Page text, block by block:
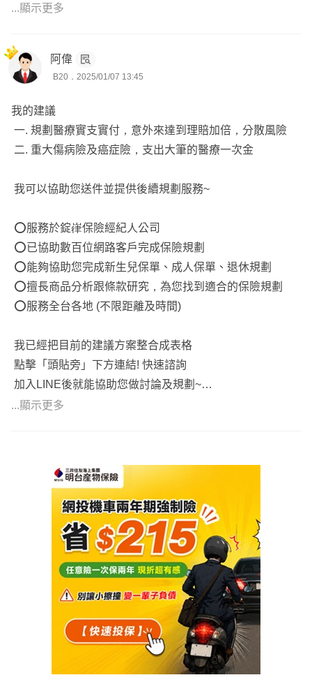
1. 實支實付：
的賠付，即根據收據金額在限額內進行理賠。
鑑於醫療自費成本上升，建議規劃「實支實付」+「住院日
額」，以更全面覆蓋隱藏性成本，如薪資損失、短期看護、
往來車費、院外藥材器材等。
2. 重大傷病：
本。如薪資損失、家庭開銷、補給品保養品等
易，且可在確診時即申請給付，除了治療費用外，上述隱藏
性成本支出也可自由運用。
3. 癌症一次金：
考慮到新式癌症治療方法（如標靶藥物、放療化療、免疫療
對。
選擇癌症一次金可以提供更多自費治療用藥或療程。
4. 意外險：
5. 長照與責任壽險：
對於有家庭責任和經濟來源的人來說，如果躺在床上不能動
需他人照料，甚至身故，長照和責任壽險成為關鍵，以確保
家庭生活品質不受影響，並應對額外產生的成本，如看護費
▪ 新生兒跟媽媽基本上都買一樣的，目前厚利安小額終身壽
...顯示更多
阿偉
B20．2025/01/07 13:45
我的建議
一. 規劃醫療實支實付，意外來達到理賠加倍，分散風險
二. 重大傷病險及癌症險，支出大筆的醫療一次金
我可以協助您送件並提供後續規劃服務~
⭕️服務於錠嵂保險經紀人公司
⭕️已協助數百位網路客戶完成保險規劃
⭕️能夠協助您完成新生兒保單、成人保單、退休規劃
⭕️擅長商品分析跟條款研究，為您找到適合的保險規劃
⭕️服務全台各地 (不限距離及時間)
我已經把目前的建議方案整合成表格
點擊「頭貼旁」下方連結! 快速諮詢
加入LINE後就能協助您做討論及規劃~
...顯示更多